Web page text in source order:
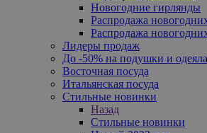
Новогодние гирлянды
Распродажа
Распродажа
Лидеры продаж
До -50% на подушки и одеяла
Восточная посуда
Итальянская посуда
Стильные новинки
Назад
Стильные новинки